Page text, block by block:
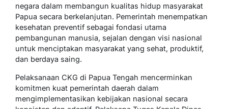
negara dalam membangun kualitas hidup masyarakat
Papua secara berkelanjutan. Pemerintah menempatkan
kesehatan preventif sebagai fondasi utama
pembangunan manusia, sejalan dengan visi nasional
untuk menciptakan masyarakat yang sehat, produktif,
dan berdaya saing.
Pelaksanaan CKG di Papua Tengah mencerminkan
komitmen kuat pemerintah daerah dalam
mengimplementasikan kebijakan nasional secara